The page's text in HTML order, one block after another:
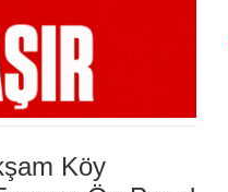
Köy